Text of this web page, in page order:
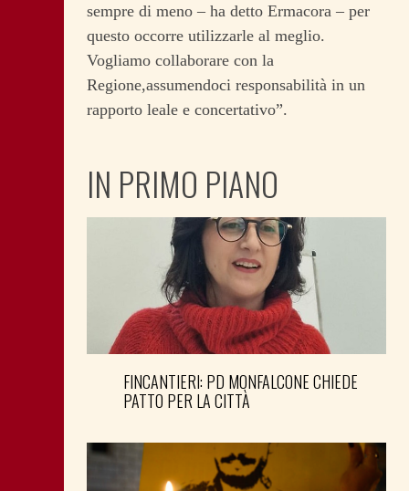
sempre di meno – ha detto Ermacora – per
questo occorre utilizzarle al meglio.
Vogliamo collaborare con la
Regione,assumendoci responsabilità in un
rapporto leale e concertativo”.
IN PRIMO PIANO
FINCANTIERI: PD MONFALCONE CHIEDE
PATTO PER LA CITTÀ